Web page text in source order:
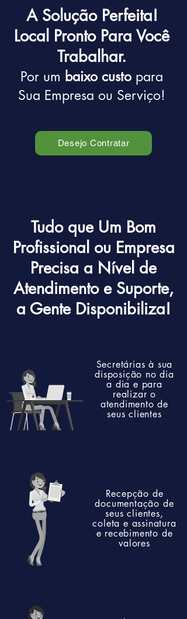
A Solução Perfeita!
Local Pronto Para Você
Trabalhar.
Por um baixo custo para
Sua Empresa ou Serviço!
Desejo Contratar
Tudo que Um Bom
Profissional ou Empresa
Precisa a Nível de
Atendimento e Suporte,
a Gente Disponibiliza!
Secretárias à sua
disposição no dia
a dia e para
realizar o
atendimento de
seus clientes
Recepção de
documentação de
seus clientes,
coleta e assinatura
e recebimento de
valores